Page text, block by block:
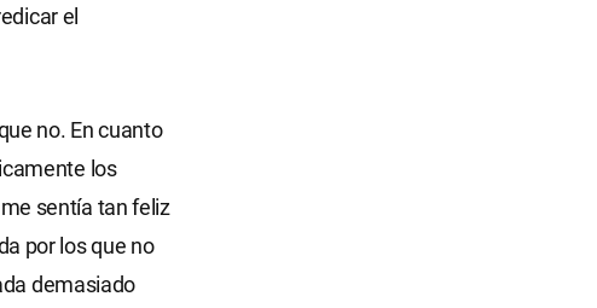
el
no. En cuanto
los
sentía tan feliz
por los que no
demasiado